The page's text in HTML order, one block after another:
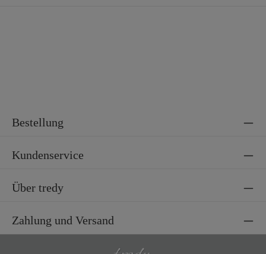
Bestellung
Kundenservice
Über tredy
Zahlung und Versand